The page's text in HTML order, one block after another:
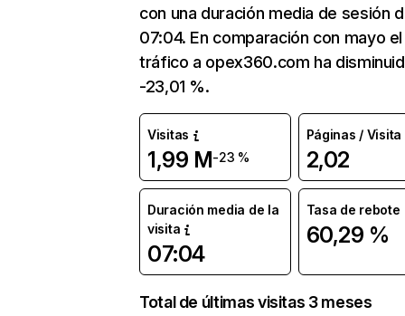
con una duración media de sesión
07:04. En comparación con mayo el
tráfico a opex360.com ha
-23,01 %.
Visitas
1,99 M-23 %
Páginas / Visita
2,02
Duración media de la
visita
07:04
Tasa de rebote
60,29 %
Total de últimas visitas 3 meses